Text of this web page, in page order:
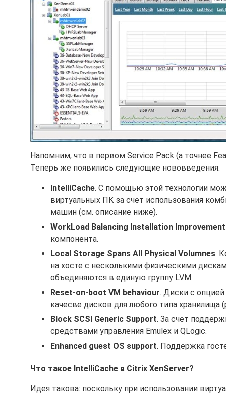
Напомним, что в первом Service Pack (а точнее
Теперь же появились следующие нововведения:
IntelliCache. С помощью этой технологии
виртуальных ПК за счет использования
машин (см. описание ниже).
WorkLoad Balancing Installation
компонента.
Local Storage Spans All Physical Volumnes.
на хосте с несколькими физическими
объединяются в единую группу LVM.
Reset-on-boot VM behaviour. Диски с опцией
качесве дисков для любого типа хранилища
Block SCSI Generic Support. За счет
средствами управления Emulex и QLogic.
Enhanced guest OS support. Поддержка
Что такое IntelliCache в Citrix XenServer?
Идея такова: поскольку при использовании